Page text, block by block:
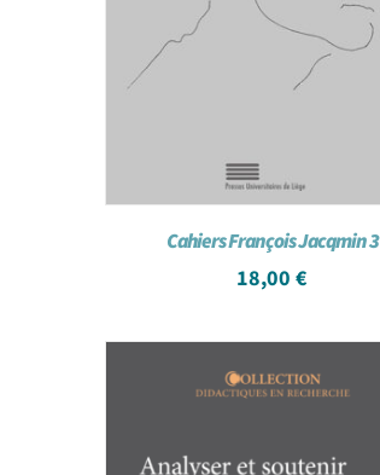
Cahiers François Jacqmin 3
18,00€